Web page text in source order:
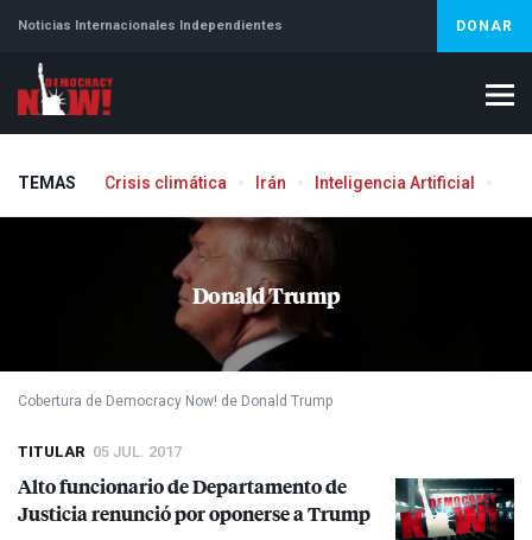
Noticias Internacionales Independientes DONAR
TEMAS Crisis climática Irán Inteligencia Artificial
Donald Trump
Cobertura de Democracy Now! de Donald Trump
TITULAR 05 JUL. 2017
Alto funcionario de Departamento de
Justicia renunció por oponerse a Trump